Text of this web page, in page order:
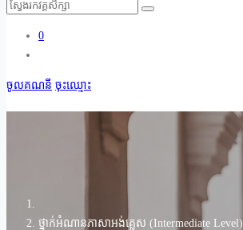
0
ចូលគណនី ចុះឈ្មោះ
ថ្នាក់អំណានភាសាអង់គ្លេស (Intermediate Level)